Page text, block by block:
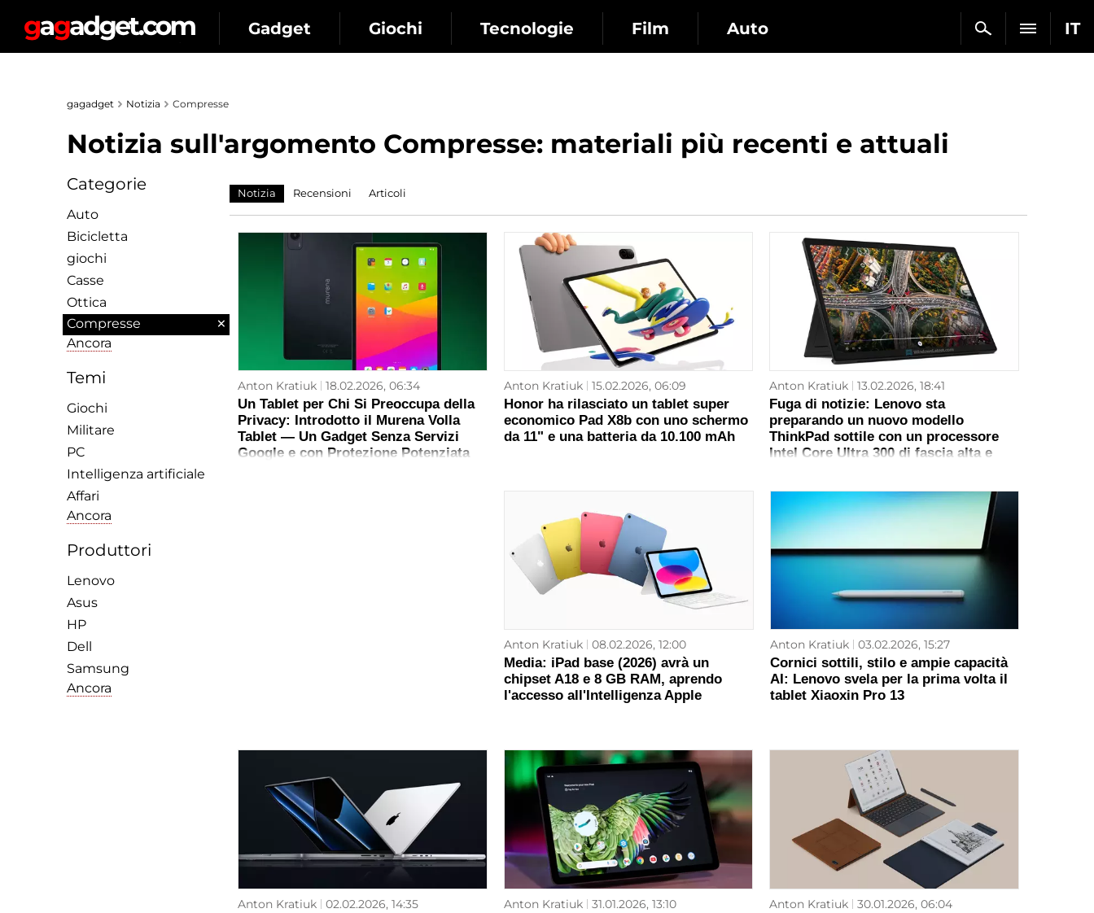
IT
Gadget Giochi Tecnologie Film Auto
gagadget Notizia Сompresse
Notizia sull'argomento Сompresse: materiali più recenti e attuali
Notizia Recensioni Articoli
Anton Kratiuk 18.02.2026, 06:34
Un Tablet per Chi Si Preoccupa della
Privacy: Introdotto il Murena Volla
Tablet — Un Gadget Senza Servizi
Google e con Protezione Potenziata
Anton Kratiuk 15.02.2026, 06:09
Honor ha rilasciato un tablet super
economico Pad X8b con uno schermo
da 11" e una batteria da 10.100 mAh
Anton Kratiuk 13.02.2026, 18:41
Fuga di notizie: Lenovo sta
preparando un nuovo modello
ThinkPad sottile con un processore
Intel Core Ultra 300 di fascia alta e
Anton Kratiuk 08.02.2026, 12:00
Media: iPad base (2026) avrà un
chipset A18 e 8 GB RAM, aprendo
l'accesso all'Intelligenza Apple
Anton Kratiuk 03.02.2026, 15:27
Cornici sottili, stilo e ampie capacità
AI: Lenovo svela per la prima volta il
tablet Xiaoxin Pro 13
Anton Kratiuk 02.02.2026, 14:35 Anton Kratiuk 31.01.2026, 13:10 Anton Kratiuk 30.01.2026, 06:04
Categorie
Auto
Bicicletta
giochi
Сasse
Ottica
Сompresse
×
Ancora
Temi
Giochi
Militare
PC
Intelligenza artificiale
Affari
Ancora
Produttori
Lenovo
Asus
HP
Dell
Samsung
Ancora